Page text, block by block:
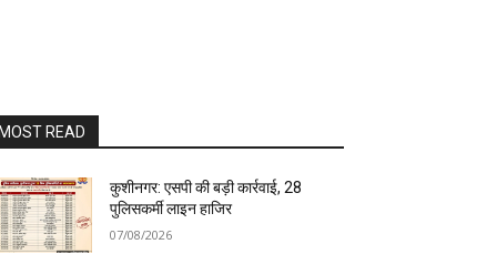
READ
कुशीनगर: एसपी की बड़ी कार्रवाई, 28
पुलिसकर्मी लाइन हाजिर
07/08/2026